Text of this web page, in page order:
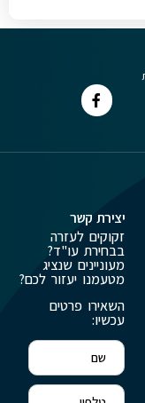
יצירת קשר
זקוקים לעזרה
בבחירת עו"ד?
מעוניינים שנציג
מטעמנו יעזור לכם?
השאירו פרטים
עכשיו: